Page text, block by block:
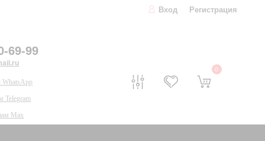
Вход Регистрация
69-99
WhatsApp
Telegram
Max
0